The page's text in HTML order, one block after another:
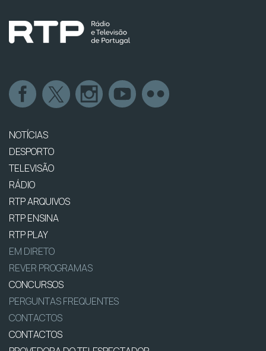
NOTÍCIAS
DESPORTO
TELEVISÃO
RÁDIO
RTP ARQUIVOS
RTP ENSINA
RTP PLAY
EM DIRETO
REVER PROGRAMAS
CONCURSOS
PERGUNTAS FREQUENTES
CONTACTOS
CONTACTOS